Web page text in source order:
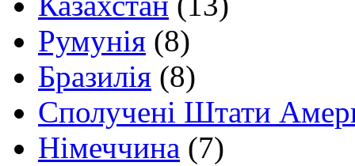
Румунія (8)
Бразилія (8)
Сполучені Штати
Німеччина (7)